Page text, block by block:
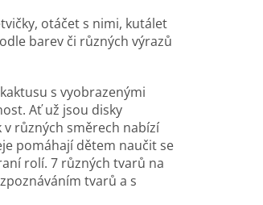
otáčet s nimi, kutálet
barev či různých výrazů
s vyobrazenými
Ať už jsou disky
v různých směrech nabízí
pomáhají dětem naučit se
rolí. 7 různých tvarů na
tvarů a s